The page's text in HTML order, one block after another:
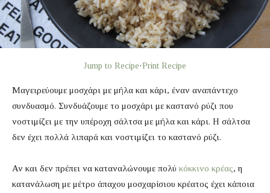
Jump to Recipe·Print Recipe
Μαγειρεύουμε μοσχάρι με μήλα και κάρι, έναν αναπάντεχο
συνδυασμό. Συνδυάζουμε το μοσχάρι με καστανό ρύζι που
νοστιμίζει με την υπέροχη σάλτσα με μήλα και κάρι. Η σάλτσα
δεν έχει πολλά λιπαρά και νοστιμίζει το καστανό ρύζι.
Αν και δεν πρέπει να καταναλώνουμε πολύ κόκκινο κρέας, η
κατανάλωση με μέτρο άπαχου μοσχαρίσιου κρέατος έχει κάποια